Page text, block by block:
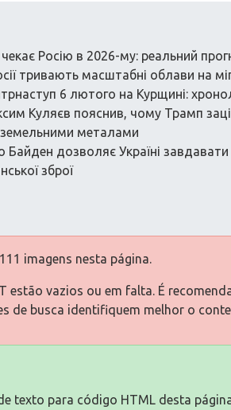
Росію в 2026-му: реальний
тривають масштабні облави на
6 лютого на Курщині:
Куляєв пояснив, чому Трамп
металами
дозволяє Україні завдавати
зброї
imagens nesta página.
estão vazios ou em falta. É
de busca identifiquem melhor o
texto para código HTML desta